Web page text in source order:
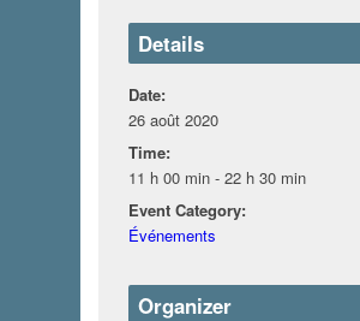
Details
Date:
26 août 2020
Time:
11 h 00 min - 22 h 30 min
Event Category:
Événements
Organizer